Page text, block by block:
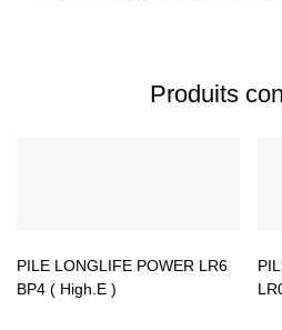
Produits
PILE LONGLIFE POWER LR6
BP4 ( High.E )